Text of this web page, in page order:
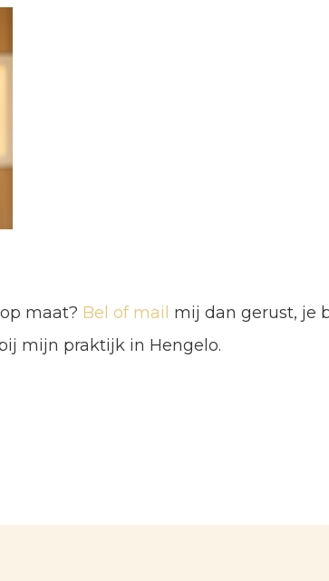
maat? Bel of mail mij dan gerust, je
mijn praktijk in Hengelo.